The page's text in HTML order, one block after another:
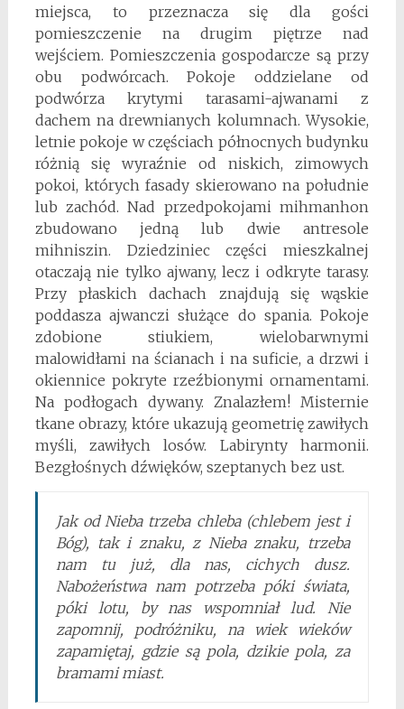
miejsca, to przeznacza się dla gości
pomieszczenie na drugim piętrze nad
wejściem. Pomieszczenia gospodarcze są przy
obu podwórcach. Pokoje oddzielane od
podwórza krytymi tarasami-ajwanami z
dachem na drewnianych kolumnach. Wysokie,
letnie pokoje w częściach północnych budynku
różnią się wyraźnie od niskich, zimowych
pokoi, których fasady skierowano na południe
lub zachód. Nad przedpokojami mihmanhon
zbudowano jedną lub dwie antresole
mihniszin. Dziedziniec części mieszkalnej
otaczają nie tylko ajwany, lecz i odkryte tarasy.
Przy płaskich dachach znajdują się wąskie
poddasza ajwanczi służące do spania. Pokoje
zdobione stiukiem, wielobarwnymi
malowidłami na ścianach i na suficie, a drzwi i
okiennice pokryte rzeźbionymi ornamentami.
Na podłogach dywany. Znalazłem! Misternie
tkane obrazy, które ukazują geometrię zawiłych
myśli, zawiłych losów. Labirynty harmonii.
Bezgłośnych dźwięków, szeptanych bez ust.
Jak od Nieba trzeba chleba (chlebem jest i
Bóg), tak i znaku, z Nieba znaku, trzeba
nam tu już, dla nas, cichych dusz.
Nabożeństwa nam potrzeba póki świata,
póki lotu, by nas wspomniał lud. Nie
zapomnij, podróżniku, na wiek wieków
zapamiętaj, gdzie są pola, dzikie pola, za
bramami miast.